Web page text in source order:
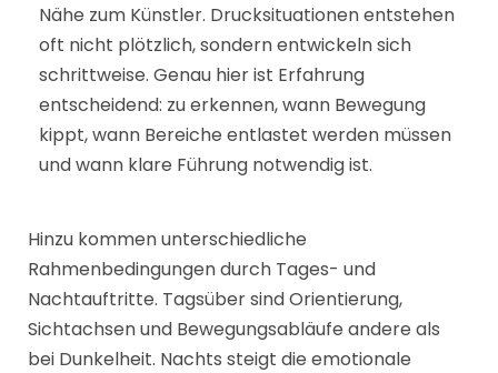
Nähe zum Künstler. Drucksituationen entstehen
oft nicht plötzlich, sondern entwickeln sich
schrittweise. Genau hier ist Erfahrung
entscheidend: zu erkennen, wann Bewegung
kippt, wann Bereiche entlastet werden müssen
und wann klare Führung notwendig ist.
Hinzu kommen unterschiedliche
Rahmenbedingungen durch Tages- und
Nachtauftritte. Tagsüber sind Orientierung,
Sichtachsen und Bewegungsabläufe andere als
bei Dunkelheit. Nachts steigt die emotionale